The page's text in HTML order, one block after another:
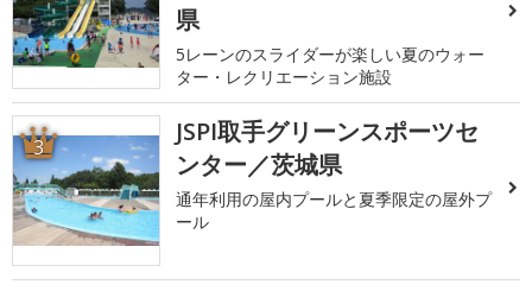
県
5レーンのスライダーが楽しい夏のウォー
ター・レクリエーション施設
3
JSPI取手グリーンスポーツセ
ンター／茨城県
通年利用の屋内プールと夏季限定の屋外プ
ール